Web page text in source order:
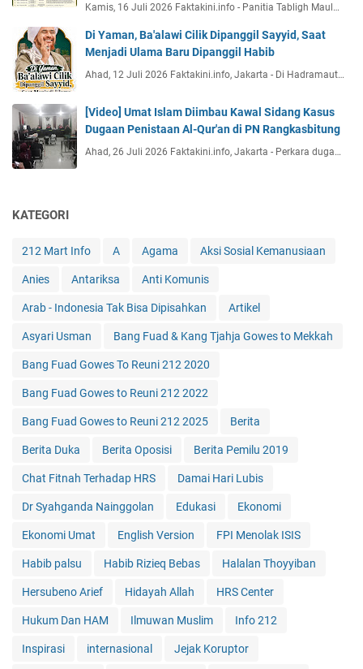
Kamis, 16 Juli 2026 Faktakini.info - Panitia Tabligh Maul…
Di Yaman, Ba'alawi Cilik Dipanggil Sayyid, Saat
Menjadi Ulama Baru Dipanggil Habib
Ahad, 12 Juli 2026 Faktakini.info, Jakarta - Di Hadramaut…
[Video] Umat Islam Diimbau Kawal Sidang Kasus
Dugaan Penistaan Al-Qur'an di PN Rangkasbitung
Ahad, 26 Juli 2026 Faktakini.info, Jakarta - Perkara duga…
KATEGORI
212 Mart Info A Agama Aksi Sosial Kemanusiaan
Anies Antariksa Anti Komunis
Arab - Indonesia Tak Bisa Dipisahkan Artikel
Asyari Usman Bang Fuad & Kang Tjahja Gowes to Mekkah
Bang Fuad Gowes To Reuni 212 2020
Bang Fuad Gowes to Reuni 212 2022
Bang Fuad Gowes to Reuni 212 2025 Berita
Berita Duka Berita Oposisi Berita Pemilu 2019
Chat Fitnah Terhadap HRS Damai Hari Lubis
Dr Syahganda Nainggolan Edukasi Ekonomi
Ekonomi Umat English Version FPI Menolak ISIS
Habib palsu Habib Rizieq Bebas Halalan Thoyyiban
Hersubeno Arief Hidayah Allah HRS Center
Hukum Dan HAM Ilmuwan Muslim Info 212
Inspirasi internasional Jejak Koruptor